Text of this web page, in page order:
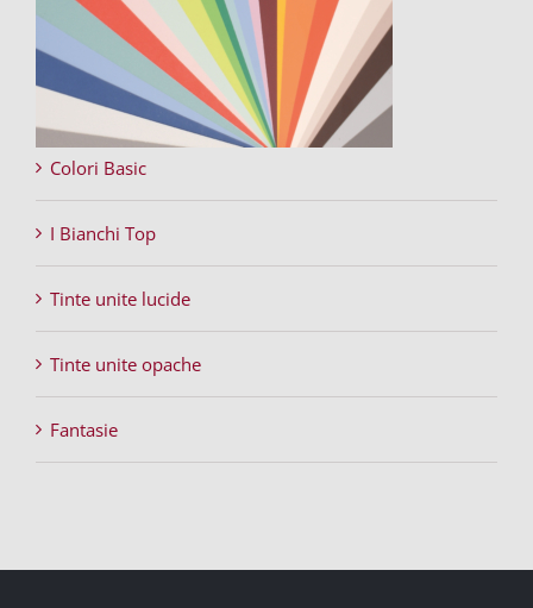
Colori Basic
I Bianchi Top
Tinte unite lucide
Tinte unite opache
Fantasie